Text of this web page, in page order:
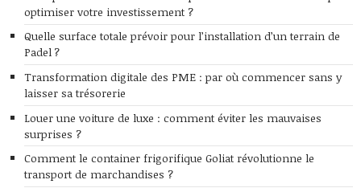
optimiser votre investissement ?
Quelle surface totale prévoir pour l’installation d’un terrain de
Padel ?
Transformation digitale des PME : par où commencer sans y
laisser sa trésorerie
Louer une voiture de luxe : comment éviter les mauvaises
surprises ?
Comment le container frigorifique Goliat révolutionne le
transport de marchandises ?